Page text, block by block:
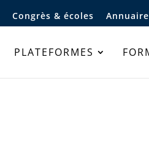
Congrès & écoles Annuaire
PLATEFORMES